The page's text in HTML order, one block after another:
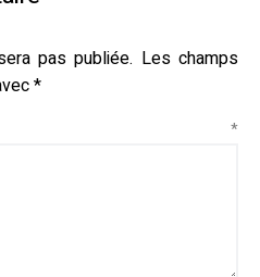
pas publiée. Les champs
*
*